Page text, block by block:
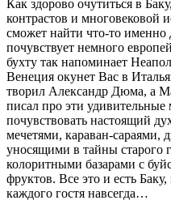
Как здорово очутиться в
контрастов и многовековой
сможет найти что-то именно
почувствует немного
бухту так напоминает
Венеция окунет Вас в
творил Александр Дюма, а
писал про эти
почувствовать настоящий
мечетями, караван-сараями,
уносящими в тайны старого
колоритными базарами с
фруктов. Все это и есть
каждого гостя навсегда…